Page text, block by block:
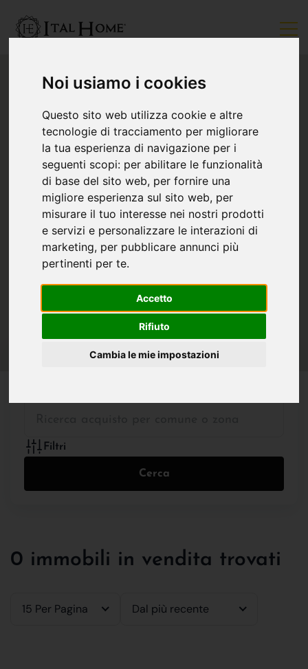
Noi usiamo i cookies
Questo sito web utilizza cookie e altre
tecnologie di tracciamento per migliorare
la tua esperienza di navigazione per i
seguenti scopi: per abilitare le funzionalità
di base del sito web, per fornire una
migliore esperienza sul sito web, per
misurare il tuo interesse nei nostri prodotti
e servizi e personalizzare le interazioni di
marketing, per pubblicare annunci più
pertinenti per te.
Accetto
Rifiuto
Cambia le mie impostazioni
Filtri
Cerca
0 immobili in vendita trovati
15 Per Pagina Dal più recente